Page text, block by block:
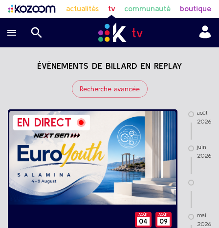
actualités tv communauté boutique
ÉVÈNEMENTS DE BILLARD EN REPLAY
Recherche avancée
EN DIRECT
AOÛT
04
AOÛT
09
août
2026
juin
2026
mai
2026